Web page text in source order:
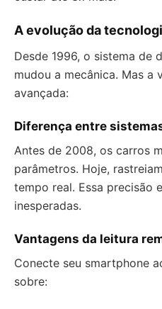
A evolução da
Desde 1996, o sistema de
mudou a mecânica. Mas a
avançada:
Diferença entre
Antes de 2008, os carros
parâmetros. Hoje,
tempo real. Essa precisão
inesperadas.
Vantagens da leitura
Conecte seu smartphone
sobre: